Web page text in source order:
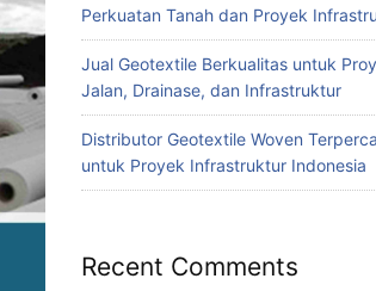
Perkuatan Tanah dan Proyek
Jual Geotextile Berkualitas untuk
Jalan, Drainase, dan Infrastruktur
Distributor Geotextile Woven
untuk Proyek Infrastruktur Indonesia
Recent Comments